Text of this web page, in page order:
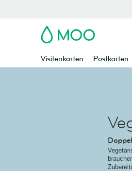
MOO
Visitenkarten Postkarten